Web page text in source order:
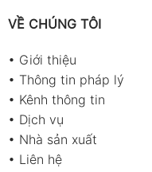
VỀ CHÚNG TÔI
• Giới thiệu
• Thông tin pháp lý
• Kênh thông tin
• Dịch vụ
• Nhà sản xuất
• Liên hệ